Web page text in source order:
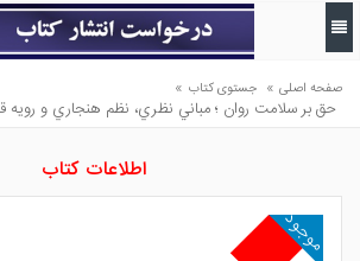
صفحه اصلی » جستوی کتاب »
حق بر سلامت روان ؛ مباني نظري، نظم هنجاري و رويه
اطلاعات کتاب
موجود